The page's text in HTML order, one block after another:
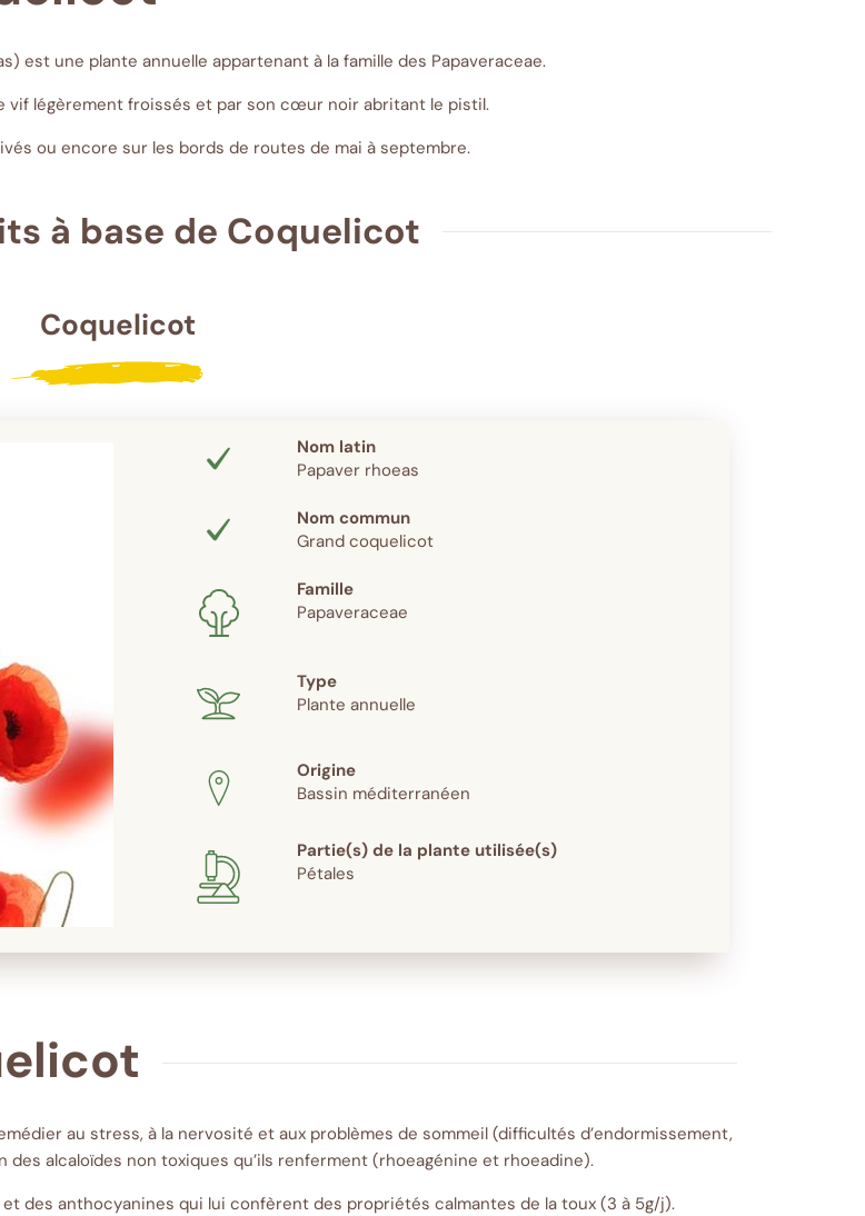
) est une plante annuelle appartenant à la famille des Papaveraceae.
vif légèrement froissés et par son cœur noir abritant le pistil.
ou encore sur les bords de routes de mai à septembre.
à base de Coquelicot
Coquelicot
Nom latin
Papaver rhoeas
Nom commun
Grand coquelicot
Famille
Papaveraceae
Type
Plante annuelle
Origine
Bassin méditerranéen
Partie(s) de la plante utilisée(s)
Pétales
au stress, à la nervosité et aux problèmes de sommeil (difficultés d’endormissement,
alcaloïdes non toxiques qu’ils renferment (rhoeagénine et rhoeadine).
des anthocyanines qui lui confèrent des propriétés calmantes de la toux (3 à 5g/j).